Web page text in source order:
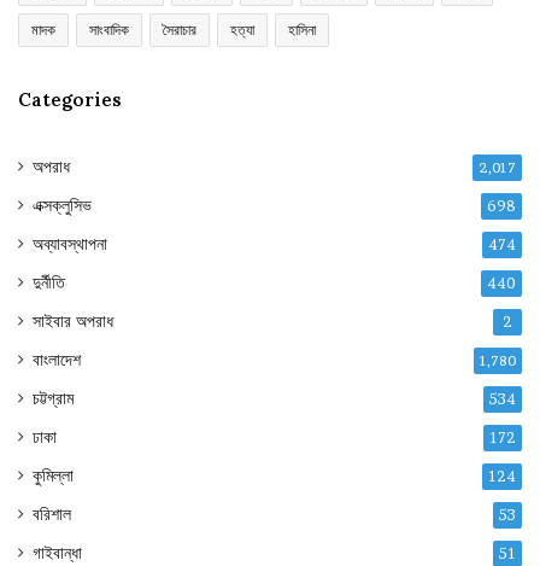
মাদক সাংবাদিক সৈরাচার হত্যা হাসিনা
Categories
অপরাধ 2,017
এক্সক্লুসিভ 698
অব্যাবস্থাপনা 474
দুর্নীতি 440
সাইবার অপরাধ 2
বাংলাদেশ 1,780
চট্টগ্রাম 534
ঢাকা 172
কুমিল্লা 124
বরিশাল 53
গাইবান্ধা 51